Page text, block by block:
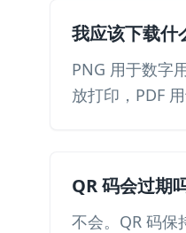
我应该下载什
PNG 用于数字
放打印，PDF 用
QR 码会过期
不会。QR 码保